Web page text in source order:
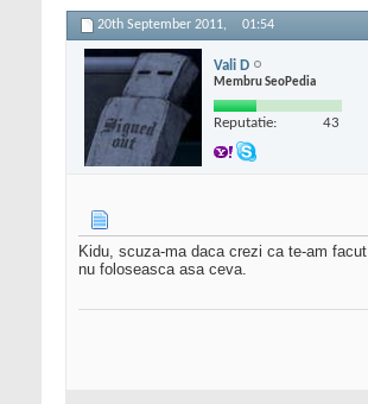
20th September 2011, 01:54
Vali D
Membru SeoPedia
Reputatie: 43
Kidu, scuza-ma daca crezi ca te-am facut
nu foloseasca asa ceva.